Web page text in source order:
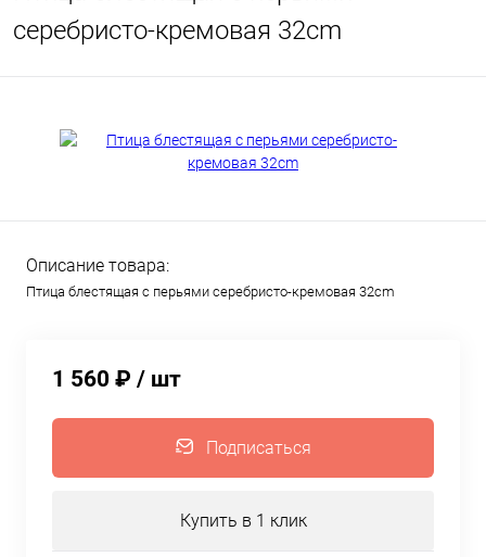
серебристо-кремовая 32cm
Описание товара:
Птица блестящая с перьями серебристо-кремовая 32cm
1 560 ₽ / шт
Подписаться
Купить в 1 клик